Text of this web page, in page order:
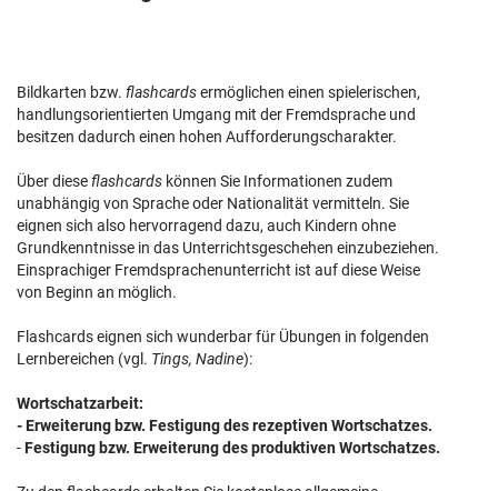
Bildkarten bzw. flashcardsermöglichen einen spielerischen,
handlungsorientierten Umgang mit der Fremdsprache und
besitzen dadurch einen hohen Aufforderungscharakter.
Über dieseflashcards können Sie Informationen zudem
unabhängig von Sprache oder Nationalität vermitteln. Sie
eignen sich also hervorragend dazu, auch Kindern ohne
Grundkenntnisse in das Unterrichtsgeschehen einzubeziehen.
Einsprachiger Fremdsprachenunterricht ist auf diese Weise
von Beginn an möglich.
Flashcards eignen sich wunderbar für Übungen in folgenden
Lernbereichen (vgl. Tings, Nadine):
Wortschatzarbeit:
- Erweiterung bzw. Festigung des rezeptiven Wortschatzes.
-Festigung bzw. Erweiterung des produktiven Wortschatzes.